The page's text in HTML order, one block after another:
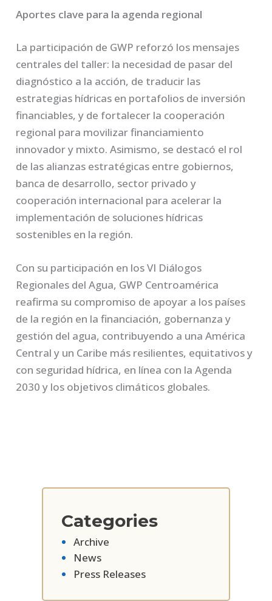
Categories
Archive
News
Press Releases
Aportes clave para la agenda regional
La participación de GWP reforzó los mensajes
centrales del taller: la necesidad de pasar del
diagnóstico a la acción, de traducir las
estrategias hídricas en portafolios de inversión
financiables, y de fortalecer la cooperación
regional para movilizar financiamiento
innovador y mixto. Asimismo, se destacó el rol
de las alianzas estratégicas entre gobiernos,
banca de desarrollo, sector privado y
cooperación internacional para acelerar la
implementación de soluciones hídricas
sostenibles en la región.
Con su participación en los VI Diálogos
Regionales del Agua, GWP Centroamérica
reafirma su compromiso de apoyar a los países
de la región en la financiación, gobernanza y
gestión del agua, contribuyendo a una América
Central y un Caribe más resilientes, equitativos y
con seguridad hídrica, en línea con la Agenda
2030 y los objetivos climáticos globales.